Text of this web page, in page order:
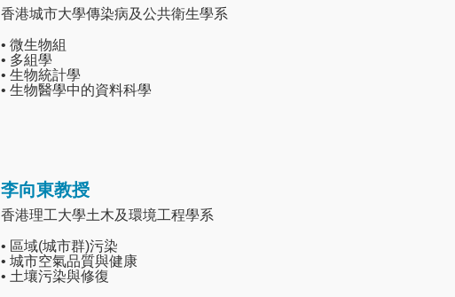
香港城市大學傳染病及公共衛生學系
• 微生物組
• 多組學
• 生物統計學
• 生物醫學中的資料科學
李向東教授
香港理工大學土木及環境工程學系
• 區域(城市群)污染
• 城市空氣品質與健康
• 土壤污染與修復